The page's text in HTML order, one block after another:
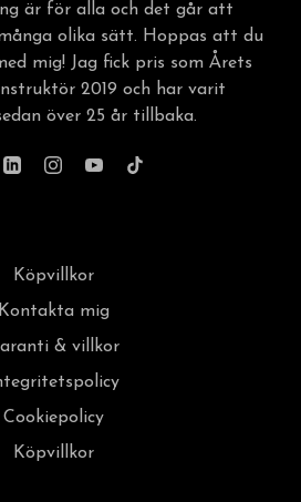
är för alla och det går att
olika sätt. Hoppas att du
mig! Jag fick pris som Årets
2019 och har varit
över 25 år tillbaka.
Köpvillkor
Kontakta mig
& villkor
Cookiepolicy
Köpvillkor